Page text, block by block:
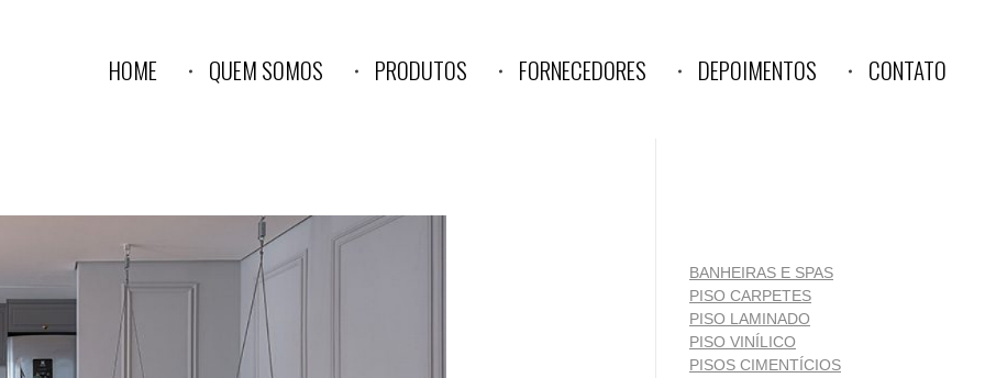
HOME QUEM SOMOS PRODUTOS FORNECEDORES DEPOIMENTOS CONTATO
BANHEIRAS E SPAS
PISO CARPETES
PISO LAMINADO
PISO VINÍLICO
PISOS CIMENTÍCIOS